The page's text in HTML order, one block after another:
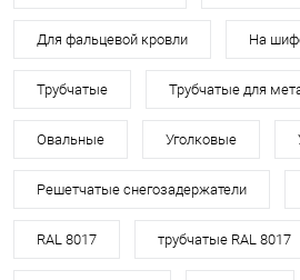
Для фальцевой кровли На
Трубчатые Трубчатые для
Овальные Уголковые
Решетчатые снегозадержатели
RAL 8017 трубчатые RAL 8017